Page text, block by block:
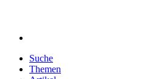
Suche
Themen